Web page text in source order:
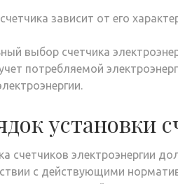
зависит от его
выбор счетчика
потребляемой
установки
счетчиков электроэнергии
с действующими